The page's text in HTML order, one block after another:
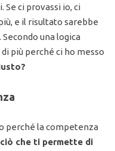
ci provassi io, ci
e il risultato sarebbe
una logica
più perché ci ho messo
perché la competenza
che ti permette di